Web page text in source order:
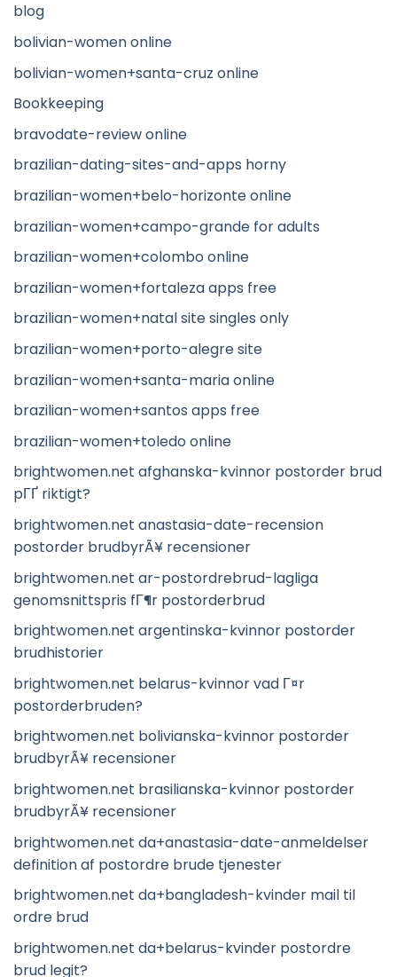
blog
bolivian-women online
bolivian-women+santa-cruz online
Bookkeeping
bravodate-review online
brazilian-dating-sites-and-apps horny
brazilian-women+belo-horizonte online
brazilian-women+campo-grande for adults
brazilian-women+colombo online
brazilian-women+fortaleza apps free
brazilian-women+natal site singles only
brazilian-women+porto-alegre site
brazilian-women+santa-maria online
brazilian-women+santos apps free
brazilian-women+toledo online
brightwomen.net afghanska-kvinnor postorder brud
pГҐ riktigt?
brightwomen.net anastasia-date-recension
postorder brudbyrÃ¥ recensioner
brightwomen.net ar-postordrebrud-lagliga
genomsnittspris fГ¶r postorderbrud
brightwomen.net argentinska-kvinnor postorder
brudhistorier
brightwomen.net belarus-kvinnor vad Г¤r
postorderbruden?
brightwomen.net bolivianska-kvinnor postorder
brudbyrÃ¥ recensioner
brightwomen.net brasilianska-kvinnor postorder
brudbyrÃ¥ recensioner
brightwomen.net da+anastasia-date-anmeldelser
definition af postordre brude tjenester
brightwomen.net da+bangladesh-kvinder mail til
ordre brud
brightwomen.net da+belarus-kvinder postordre
brud legit?